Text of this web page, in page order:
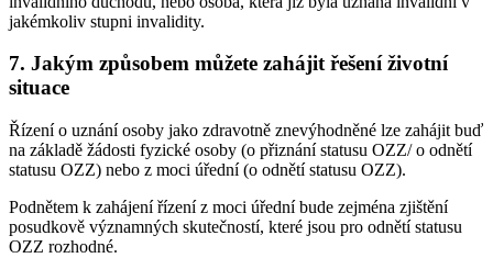
jakémkoliv stupni invalidity.
7. Jakým způsobem můžete zahájit řešení životní
situace
Řízení o uznání osoby jako zdravotně znevýhodněné lze zahájit buď
na základě žádosti fyzické osoby (o přiznání statusu OZZ/ o odnětí
statusu OZZ) nebo z moci úřední (o odnětí statusu OZZ).
Podnětem k zahájení řízení z moci úřední bude zejména zjištění
posudkově významných skutečností, které jsou pro odnětí statusu
OZZ rozhodné.